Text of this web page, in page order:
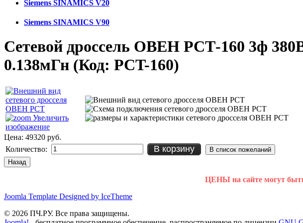
Siemens SINAMICS V20
Siemens SINAMICS V90
Сетевой дроссель ОВЕН РСТ-160 3ф
0.138мГн (Код: PCT-160)
Увеличить
изображение
Цена: 49320 руб.
Количество:
В корзину
ЦЕНЫ на сайте могут
Joomla Template Designed by IceTheme
© 2026 ПЧ.РУ. Все права защищены.